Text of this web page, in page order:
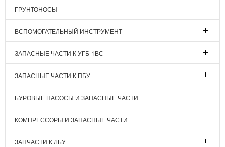
ГРУНТОНОСЫ
ВСПОМОГАТЕЛЬНЫЙ ИНСТРУМЕНТ
ЗАПАСНЫЕ ЧАСТИ К УГБ-1ВС
ЗАПАСНЫЕ ЧАСТИ К ПБУ
БУРОВЫЕ НАСОСЫ И ЗАПАСНЫЕ ЧАСТИ
КОМПРЕССОРЫ И ЗАПАСНЫЕ ЧАСТИ
ЗАПЧАСТИ К ЛБУ